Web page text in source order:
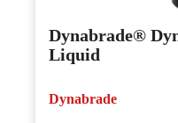
Dynabrade®
Liquid
Dynabrade